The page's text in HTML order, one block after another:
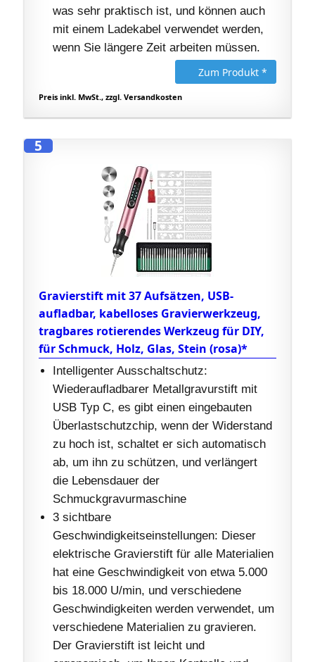
was sehr praktisch ist, und können auch
mit einem Ladekabel verwendet werden,
wenn Sie längere Zeit arbeiten müssen.
Zum Produkt *
Preis inkl. MwSt., zzgl. Versandkosten
5
Gravierstift mit 37 Aufsätzen, USB-
aufladbar, kabelloses Gravierwerkzeug,
tragbares rotierendes Werkzeug für DIY,
für Schmuck, Holz, Glas, Stein (rosa)*
Intelligenter Ausschaltschutz:
Wiederaufladbarer Metallgravurstift mit
USB Typ C, es gibt einen eingebauten
Überlastschutzchip, wenn der Widerstand
zu hoch ist, schaltet er sich automatisch
ab, um ihn zu schützen, und verlängert
die Lebensdauer der
Schmuckgravurmaschine
3 sichtbare
Geschwindigkeitseinstellungen: Dieser
elektrische Gravierstift für alle Materialien
hat eine Geschwindigkeit von etwa 5.000
bis 18.000 U/min, und verschiedene
Geschwindigkeiten werden verwendet, um
verschiedene Materialien zu gravieren.
Der Gravierstift ist leicht und